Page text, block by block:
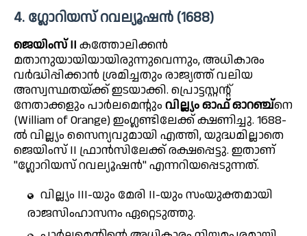
4. ഗ്ലോറിയസ് റവല്യൂഷൻ (1688)
ജെയിംസ് II കത്തോലിക്കൻ
മതാനുയായിയായിരുന്നുവെന്നും, അധികാരം
വർദ്ധിപ്പിക്കാൻ ശ്രമിച്ചതും രാജ്യത്ത് വലിയ
അസ്വസ്ഥതയ്ക്ക് ഇടയാക്കി. പ്രൊട്ടസ്റ്റന്റ്
നേതാക്കളും പാർലമെന്റും വില്ല്യം ഓഫ് ഓറഞ്ച്നെ
(William of Orange) ഇംഗ്ലണ്ടിലേക്ക് ക്ഷണിച്ചു. 1688-
ൽ വില്ല്യം സൈന്യവുമായി എത്തി, യുദ്ധമില്ലാതെ
ജെയിംസ് II ഫ്രാൻസിലേക്ക് രക്ഷപ്പെട്ടു. ഇതാണ്
"ഗ്ലോറിയസ് റവല്യൂഷൻ" എന്നറിയപ്പെടുന്നത്.
വില്ല്യം III-യും മേരി II-യും സംയുക്തമായി
രാജസിംഹാസനം ഏറ്റെടുത്തു.